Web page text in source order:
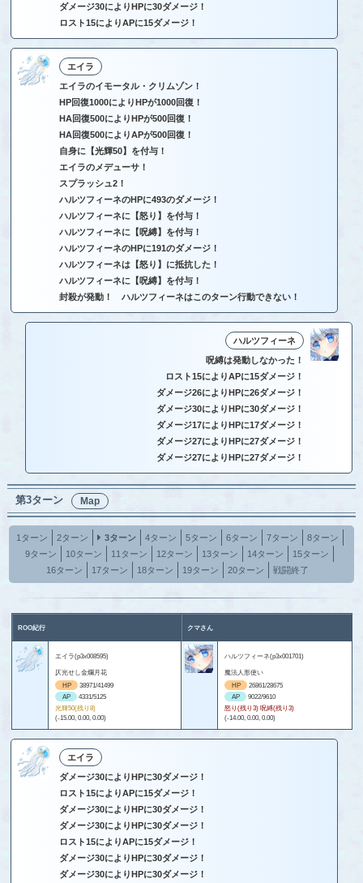
ダメージ30によりHPに30ダメージ！
ロスト15によりAPに15ダメージ！
エイラ
エイラのイモータル・クリムゾン！
HP回復1000によりHPが1000回復！
HA回復500によりHPが500回復！
HA回復500によりAPが500回復！
自身に【光輝50】を付与！
エイラのメデューサ！
スプラッシュ2！
ハルツフィーネのHPに493のダメージ！
ハルツフィーネに【怒り】を付与！
ハルツフィーネに【呪縛】を付与！
ハルツフィーネのHPに191のダメージ！
ハルツフィーネは【怒り】に抵抗した！
ハルツフィーネに【呪縛】を付与！
封殺が発動！ ハルツフィーネはこのターン行動できない！
ハルツフィーネ
呪縛は発動しなかった！
ロスト15によりAPに15ダメージ！
ダメージ26によりHPに26ダメージ！
ダメージ30によりHPに30ダメージ！
ダメージ17によりHPに17ダメージ！
ダメージ27によりHPに27ダメージ！
ダメージ27によりHPに27ダメージ！
第3ターン Map
1ターン 2ターン 3ターン 4ターン 5ターン 6ターン 7ターン
8ターン
9ターン
10ターン 11ターン 12ターン 13ターン 14ターン
15ターン
16ターン
17ターン 18ターン 19ターン 20ターン 戦闘終了
ROO紀行 クマさん
エイラ(p3x008595)
仄光せし金爛月花
HP
38971/41499
AP
4331/5125
光輝50(残り8)
(-15.00, 0.00, 0.00)
ハルツフィーネ(p3x001701)
魔法人形使い
HP
26861/28675
AP
9022/9610
怒り(残り3) 呪縛(残り3)
(-14.00, 0.00, 0.00)
エイラ
ダメージ30によりHPに30ダメージ！
ロスト15によりAPに15ダメージ！
ダメージ30によりHPに30ダメージ！
ダメージ30によりHPに30ダメージ！
ロスト15によりAPに15ダメージ！
ダメージ30によりHPに30ダメージ！
ダメージ30によりHPに30ダメージ！